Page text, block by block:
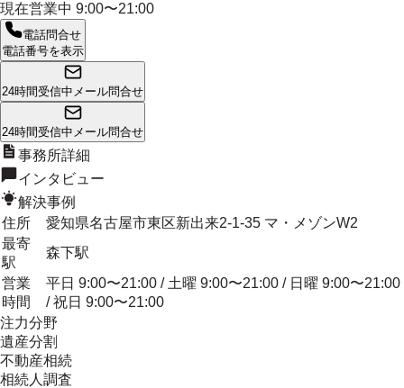
現在営業中 9:00〜21:00
電話問合せ
電話番号を表示
24時間受信中 メール問合せ
24時間受信中 メール問合せ
事務所詳細
インタビュー
解決事例
住所
愛知県名古屋市東区新出来2-1-35 マ・メゾンW2
最寄
駅
森下駅
営業
時間
平日 9:00〜21:00 / 土曜 9:00〜21:00 / 日曜 9:00〜21:00
/ 祝日 9:00〜21:00
注力分野
遺産分割
不動産相続
相続人調査